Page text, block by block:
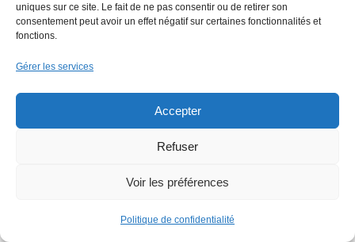
uniques sur ce site. Le fait de ne pas consentir ou de retirer son
consentement peut avoir un effet négatif sur certaines fonctionnalités et
fonctions.
Gérer les services
Accepter
Refuser
Voir les préférences
Politique de confidentialité
Romanciers nantais. Les Romanciers nanta...